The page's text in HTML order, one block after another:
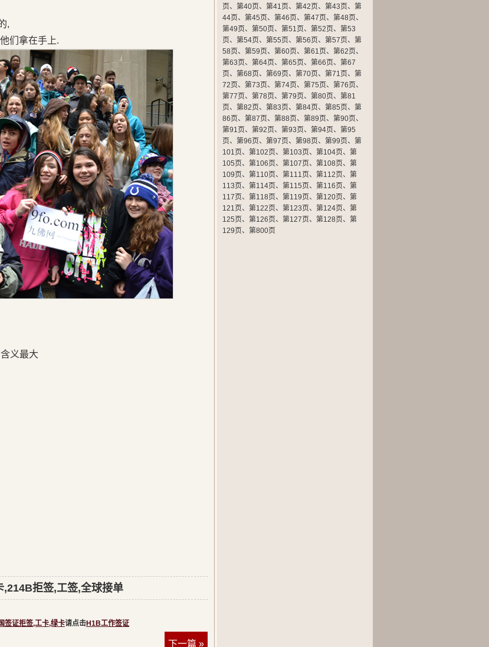
,
们拿在手上.
义最大
拒签,工签,全球接单
签证拒签,工卡,绿卡请点击H1B工作签证
下一篇 »
页、 第40页、 第41页、 第42页、 第43页、 第
44页、 第45页、 第46页、 第47页、 第48页、
第49页、 第50页、 第51页、 第52页、 第53
页、 第54页、 第55页、 第56页、 第57页、 第
58页、 第59页、 第60页、 第61页、 第62页、
第63页、 第64页、 第65页、 第66页、 第67
页、 第68页、 第69页、 第70页、 第71页、 第
72页、 第73页、 第74页、 第75页、 第76页、
第77页、 第78页、 第79页、 第80页、 第81
页、 第82页、 第83页、 第84页、 第85页、 第
86页、 第87页、 第88页、 第89页、 第90页、
第91页、 第92页、 第93页、 第94页、 第95
页、 第96页、 第97页、 第98页、 第99页、 第
101页、 第102页、 第103页、 第104页、 第
105页、 第106页、 第107页、 第108页、 第
109页、 第110页、 第111页、 第112页、 第
113页、 第114页、 第115页、 第116页、 第
117页、 第118页、 第119页、 第120页、 第
121页、 第122页、 第123页、 第124页、 第
125页、 第126页、 第127页、 第128页、 第
129页、 第800页